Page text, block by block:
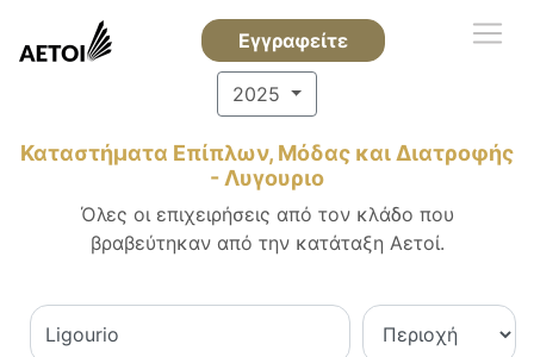
Εγγραφείτε
2025
Καταστήματα Επίπλων, Μόδας και Διατροφής
- Λυγουριο
Όλες οι επιχειρήσεις από τον κλάδο που
βραβεύτηκαν από την κατάταξη Αετοί.